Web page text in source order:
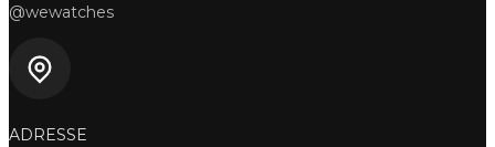
@wewatches
ADRESSE